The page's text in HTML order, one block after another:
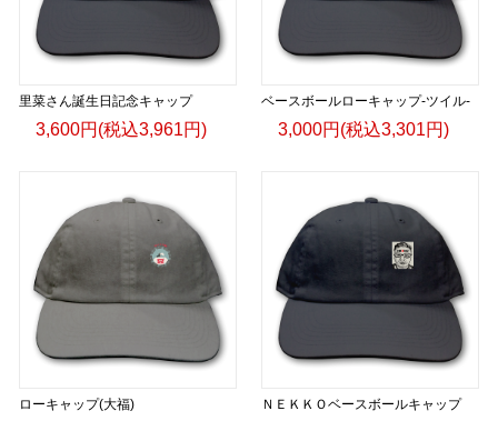
里菜さん誕生日記念キャップ
3,600円(税込3,961円)
ベースボールローキャップ-ツイル-
3,000円(税込3,301円)
ローキャップ(大福) ＮＥＫＫＯベースボールキャップ